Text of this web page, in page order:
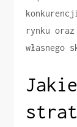
rynku
własnego